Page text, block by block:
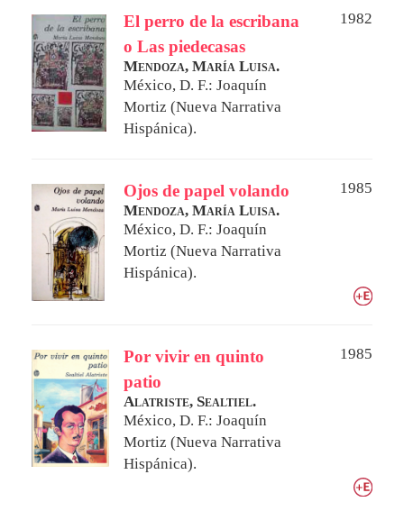
El perro de la escribana
o Las piedecasas
1982
Mendoza, María Luisa.
México, D. F.: Joaquín
Mortiz (Nueva Narrativa
Hispánica).
Ojos de papel volando
1985
Mendoza, María Luisa.
México, D. F.: Joaquín
Mortiz (Nueva Narrativa
Hispánica).
Por vivir en quinto
patio
1985
Alatriste, Sealtiel.
México, D. F.: Joaquín
Mortiz (Nueva Narrativa
Hispánica).